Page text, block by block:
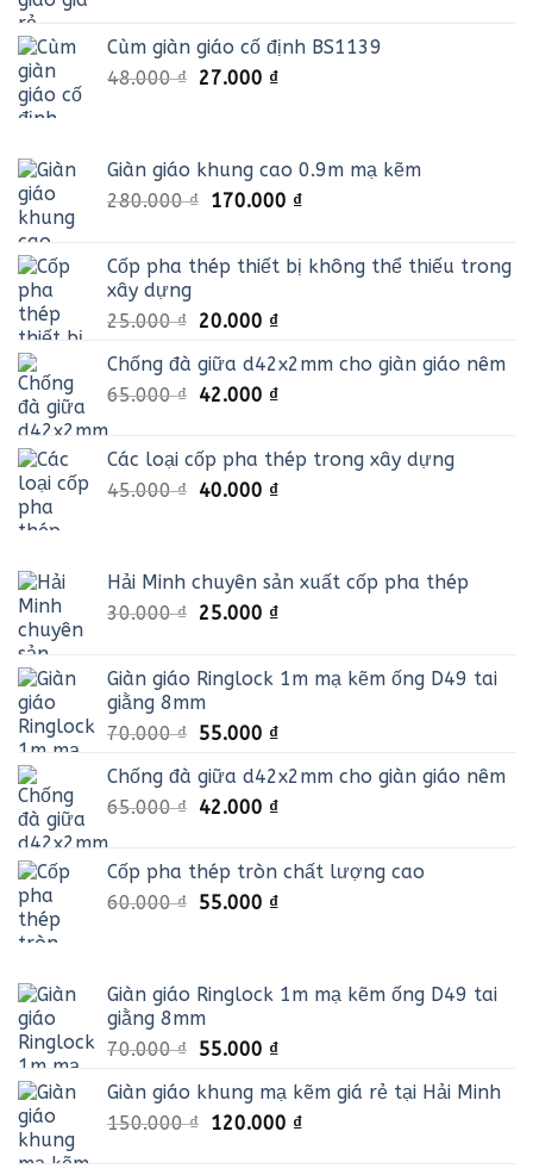
25.000 ₫.là:
15.000 ₫.
Cùm giàn giáo cố định BS1139
48.000₫ Giá
27.000 ₫Giá
27.000 ₫.
Giàn giáo khung cao 0.9m mạ kẽm
280.000₫ Giá
280.000 ₫.
170.000 ₫Giá
là:
Cốp pha thép thiết bị không thể thiếu trong
xây dựng
25.000₫ Giá
là:
25.000 ₫.
20.000 ₫Giá
tại
là:
Chống đà giữa d42x2mm cho giàn giáo nêm
65.000₫ Giá
65.000 ₫.
42.000 ₫Giá
là:
42.000 ₫.
Các loại cốp pha thép trong xây dựng
45.000₫ Giá
40.000 ₫Giá
40.000 ₫.
Hải Minh chuyên sản xuất cốp pha thép
30.000₫ Giá
30.000 ₫.
25.000 ₫Giá
là:
Giàn giáo Ringlock 1m mạ kẽm ống D49 tai
giằng 8mm
70.000₫ Giá
là:
70.000 ₫.
55.000 ₫Giá
tại
là:
Chống đà giữa d42x2mm cho giàn giáo nêm
65.000₫ Giá
65.000 ₫.
42.000 ₫Giá
là:
42.000 ₫.
Cốp pha thép tròn chất lượng cao
60.000₫ Giá
55.000 ₫Giá
55.000 ₫.
Giàn giáo Ringlock 1m mạ kẽm ống D49 tai
giằng 8mm
70.000₫ Giá
là:
70.000 ₫.
55.000 ₫Giá
tại
là:
Giàn giáo khung mạ kẽm giá rẻ tại Hải Minh
150.000₫ Giá
120.000 ₫Giá